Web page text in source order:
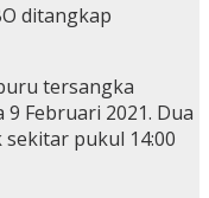
ditangkap
tersangka
Februari 2021. Dua
sekitar pukul 14:00